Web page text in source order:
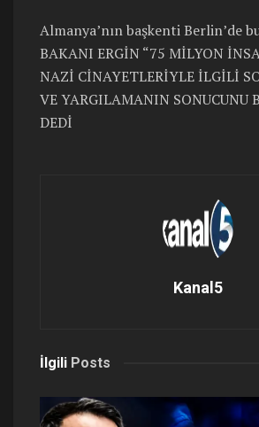
Almanya’nın başkenti Berlin’de
BAKANI ERGİN “75 MİLYON
NAZİ CİNAYETLERİYLE İLGİLİ
VE YARGILAMANIN SONUCUNU
DEDİ
Kanal5
İlgili Posts